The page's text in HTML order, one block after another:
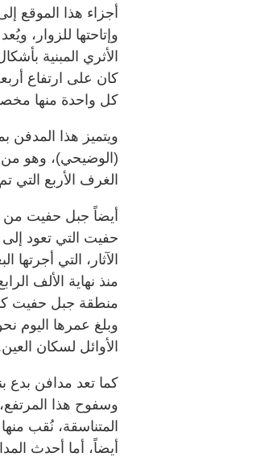
أجزاء هذا الموقع
وإتاحتها للزوار،
كان على ارتفاع
كل واحدة منها
ويتميز هذا المدفن
(الوضيحي)، وهو من
الغرف الأربع التي
أيضاً جبل حفيت من
حفيت التي تعود
منذ نهاية الألف
منطقة جبل حفيت
الأوائل لسكان
كما تعد مدافن بدع
أيضاً، أما أحدث